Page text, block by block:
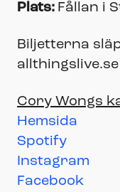
Plats: Fållan i
Biljetterna
allthingslive.se
Cory Wongs
Hemsida
Spotify
Instagram
Facebook